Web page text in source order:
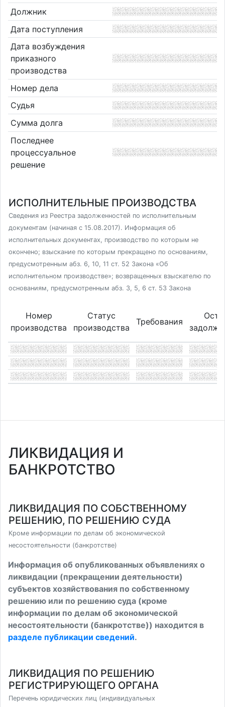
Должник
Дата поступления
Дата возбуждения
приказного
производства
Номер дела
Судья
Сумма долга
Последнее
процессуальное
решение
ИСПОЛНИТЕЛЬНЫЕ ПРОИЗВОДСТВА
Сведения из Реестра задолженностей по исполнительным
документам (начиная с 15.08.2017). Информация об
исполнительных документах, производство по которым не
окончено; взыскание по которым прекращено по основаниям,
предусмотренным абз. 6, 10, 11 ст. 52 Закона «Об
исполнительном производстве»; возвращенных взыскателю по
основаниям, предусмотренным абз. 3, 5, 6 ст. 53 Закона
Номер
производства
Статус
производства
Требования
ЛИКВИДАЦИЯ И
БАНКРОТСТВО
ЛИКВИДАЦИЯ ПО СОБСТВЕННОМУ
РЕШЕНИЮ, ПО РЕШЕНИЮ СУДА
Кроме информации по делам об экономической
несостоятельности (банкротстве)
Информация об опубликованных объявлениях о
ликвидации (прекращении деятельности)
субъектов хозяйствования по собственному
решению или по решению суда (кроме
информации по делам об экономической
несостоятельности (банкротстве)) находится в
разделе публикации сведений.
ЛИКВИДАЦИЯ ПО РЕШЕНИЮ
РЕГИСТРИРУЮЩЕГО ОРГАНА
Перечень юридических лиц (индивидуальных